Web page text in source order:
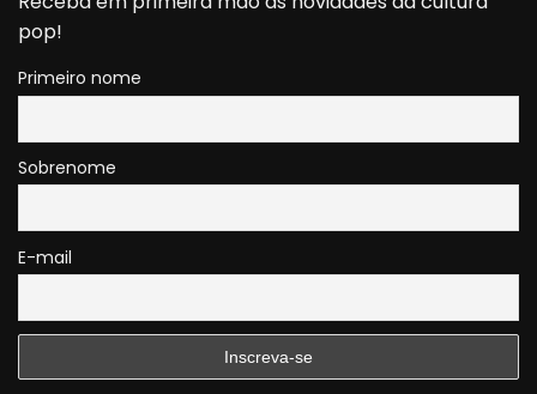
pop!
Primeiro nome
Sobrenome
E-mail